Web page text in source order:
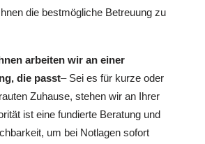
die bestmögliche Betreuung zu
arbeiten wir an einer
die passt– Sei es für kurze oder
Zuhause, stehen wir an Ihrer
ist eine fundierte Beratung und
um bei Notlagen sofort